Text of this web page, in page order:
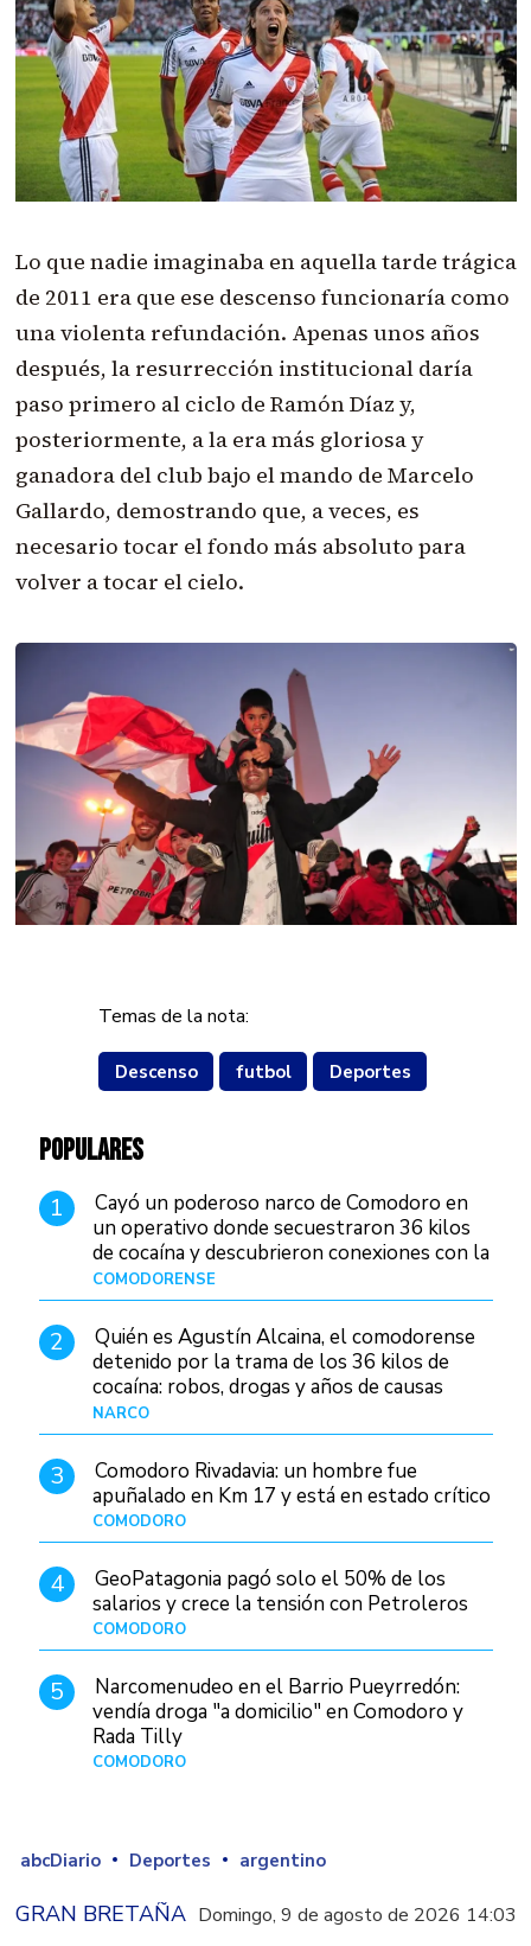
Lo que nadie imaginaba en aquella tarde trágica
de 2011 era que ese descenso funcionaría como
una violenta refundación. Apenas unos años
después, la resurrección institucional daría
paso primero al ciclo de Ramón Díaz y,
posteriormente, a la era más gloriosa y
ganadora del club bajo el mando de Marcelo
Gallardo, demostrando que, a veces, es
necesario tocar el fondo más absoluto para
volver a tocar el cielo.
Temas de la nota:
Descenso futbol Deportes
POPULARES
1
Cayó un poderoso narco de Comodoro en
un operativo donde secuestraron 36 kilos
de cocaína y descubrieron conexiones con la
Patagonia
COMODORENSE
2
Quién es Agustín Alcaina, el comodorense
detenido por la trama de los 36 kilos de
cocaína: robos, drogas y años de causas
judiciales
NARCO
3
Comodoro Rivadavia: un hombre fue
apuñalado en Km 17 y está en estado crítico
COMODORO
4
GeoPatagonia pagó solo el 50% de los
salarios y crece la tensión con Petroleros
COMODORO
5
Narcomenudeo en el Barrio Pueyrredón:
vendía droga "a domicilio" en Comodoro y
Rada Tilly
COMODORO
abcDiario Deportes argentino
GRAN BRETAÑA Domingo, 9 de agosto de 2026 14:03